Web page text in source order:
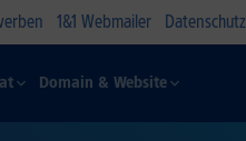
1&1 Webmailer Datenschutz
Domain & Website